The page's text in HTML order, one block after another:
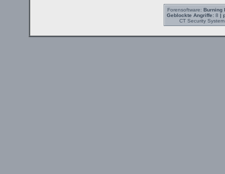
Forensoftware: Burning
Geblockte Angriffe:8 |
CT Security